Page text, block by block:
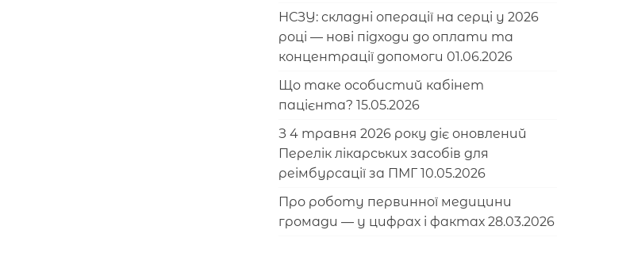
НСЗУ: складні операції на серці у 2026
році — нові підходи до оплати та
концентрації допомоги 01.06.2026
Що таке особистий кабінет
пацієнта? 15.05.2026
З 4 травня 2026 року діє оновлений
Перелік лікарських засобів для
реімбурсації за ПМГ 10.05.2026
Про роботу первинної медицини
громади — у цифрах і фактах 28.03.2026